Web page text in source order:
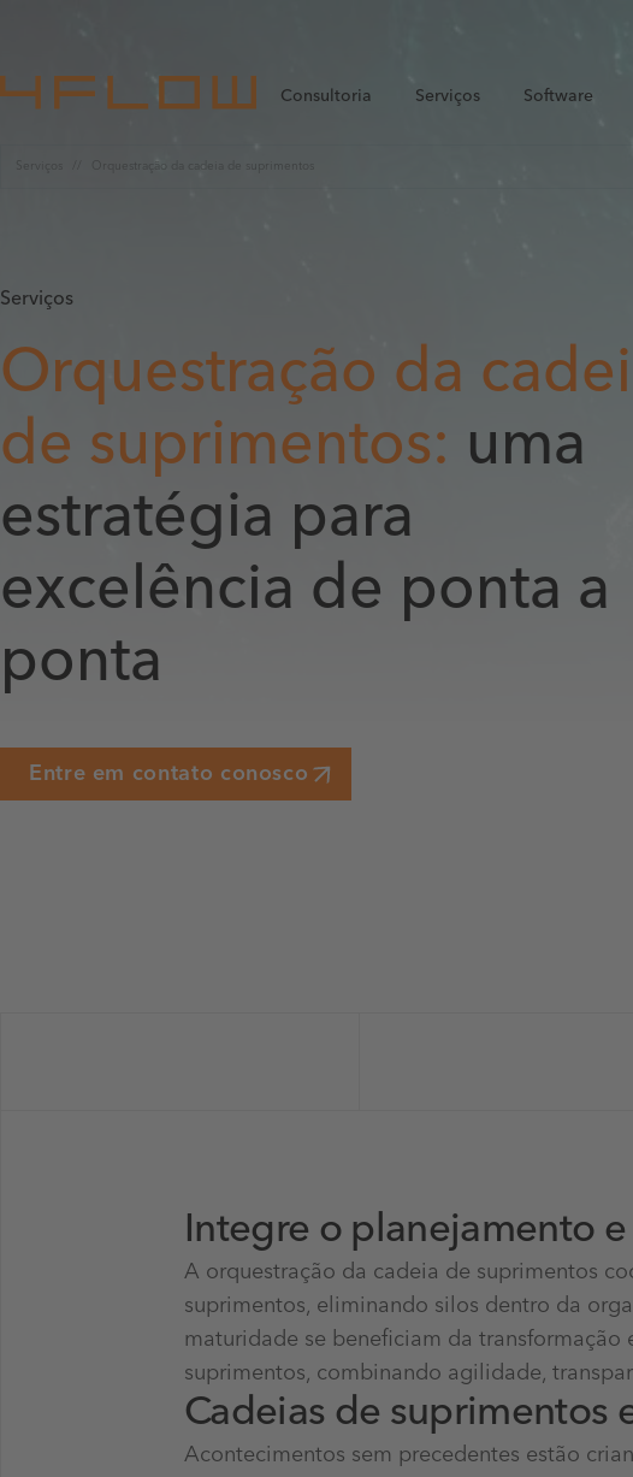
Consultoria Serviços Software
Serviços Orquestração da cadeia de suprimentos
Serviços
Orquestração da
de suprimentos: uma
estratégia para
excelência de ponta a
ponta
Entre em contato conosco
Integre o planejamento e
A orquestração da cadeia de suprimentos
suprimentos, eliminando silos dentro da
maturidade se beneficiam da
suprimentos, combinando agilidade,
Cadeias de suprimentos
Acontecimentos sem precedentes estão